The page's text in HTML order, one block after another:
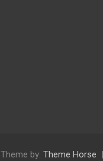
Theme by: Theme Horse